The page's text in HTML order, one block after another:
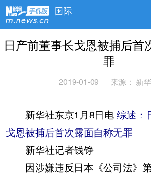
国际
日产前董事长戈恩被捕后首
罪
2019-01-09 来源： 新
新华社东京1月8日电 综述：
戈恩被捕后首次露面自称无罪
新华社记者钱铮
因涉嫌违反日本《公司法》第